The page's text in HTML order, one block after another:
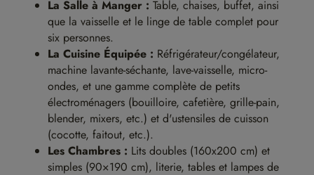
La Salle à Manger : Table, chaises, buffet, ainsi
que la vaisselle et le linge de table complet pour
six personnes.
La Cuisine Équipée : Réfrigérateur/congélateur,
machine lavante-séchante, lave-vaisselle, micro-
ondes, et une gamme complète de petits
électroménagers (bouilloire, cafetière, grille-pain,
blender, mixers, etc.) et d'ustensiles de cuisson
(cocotte, faitout, etc.).
Les Chambres : Lits doubles (160x200 cm) et
simples (90×190 cm), literie, tables et lampes de